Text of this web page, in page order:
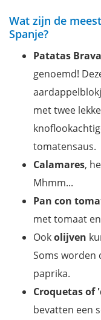
Wat zijn de
Spanje?
Patatas
genoemd!
met twee
tomatensaus.
Calamares,
Mhmm...
Pan con
met tomaat
Ookolijven
Soms worden
paprika.
Croquetas of
bevatten een